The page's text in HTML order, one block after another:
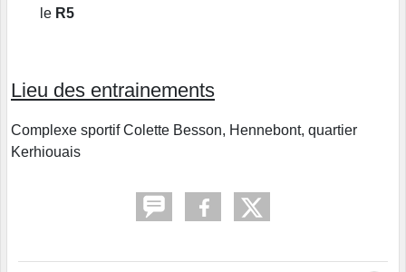
le R5
Lieu des entrainements
Complexe sportif Colette Besson, Hennebont, quartier
Kerhiouais